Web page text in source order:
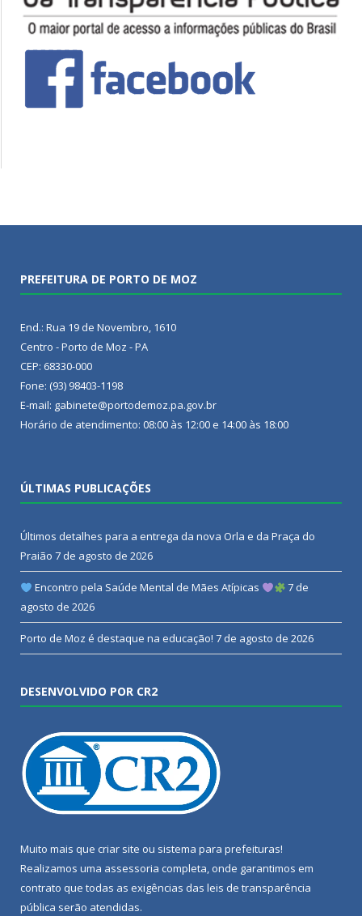
PREFEITURA DE PORTO DE MOZ
End.: Rua 19 de Novembro, 1610
Centro - Porto de Moz - PA
CEP: 68330-000
Fone: (93) 98403-1198
E-mail: gabinete@portodemoz.pa.gov.br
Horário de atendimento: 08:00 às 12:00 e 14:00 às 18:00
ÚLTIMAS PUBLICAÇÕES
Últimos detalhes para a entrega da nova Orla e da Praça do
Praião 7 de agosto de 2026
Encontro pela Saúde Mental de Mães Atípicas
7 de
agosto de 2026
Porto de Moz é destaque na educação! 7 de agosto de 2026
DESENVOLVIDO POR CR2
Muito mais que criar site ou sistema para prefeituras!
Realizamos uma assessoria completa, onde garantimos em
contrato que todas as exigências das leis de transparência
pública serão atendidas.